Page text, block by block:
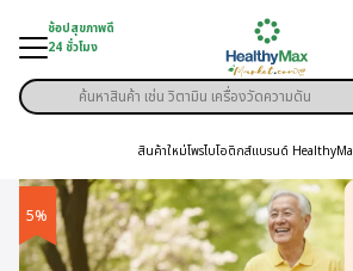
content
ช้อปสุขภาพดี
24 ชั่วโมง
มู่สินค้า
าพเฉพาะคุณ
Products
search
สินค้าใหม่โพรไบโอติกส์แบรนด์
5%